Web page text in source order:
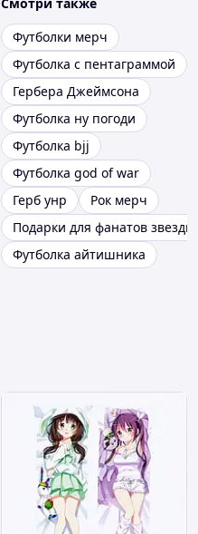
Футболки мерч
Футболка с пентаграммой
Гербера Джеймсона
Футболка ну погоди
Футболка bjj
Футболка god of war
Герб унр
Рок мерч
Подарки для фанатов
Футболка айтишника